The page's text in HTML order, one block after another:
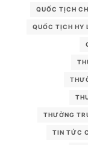
QUỐC TỊCH
QUỐC TỊCH HY
THƯỜNG
TIN TỨC